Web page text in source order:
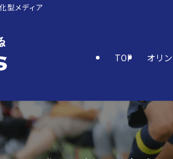
型メディア
TOP オリ